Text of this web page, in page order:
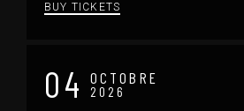
BUY TICKETS
04 OCTOBRE
2026